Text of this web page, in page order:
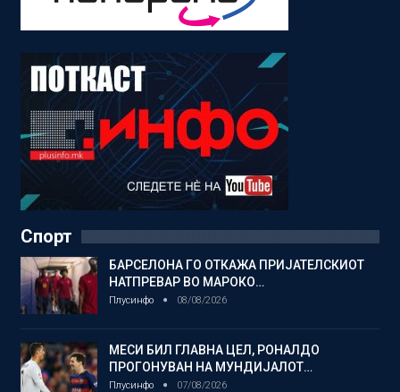
Спорт
БАРСЕЛОНА ГО ОТКАЖА ПРИЈАТЕЛСКИОТ
НАТПРЕВАР ВО МАРОКО…
Плусинфо 08/08/2026
МЕСИ БИЛ ГЛАВНА ЦЕЛ, РОНАЛДО
ПРОГОНУВАН НА МУНДИЈАЛОТ…
Плусинфо 07/08/2026